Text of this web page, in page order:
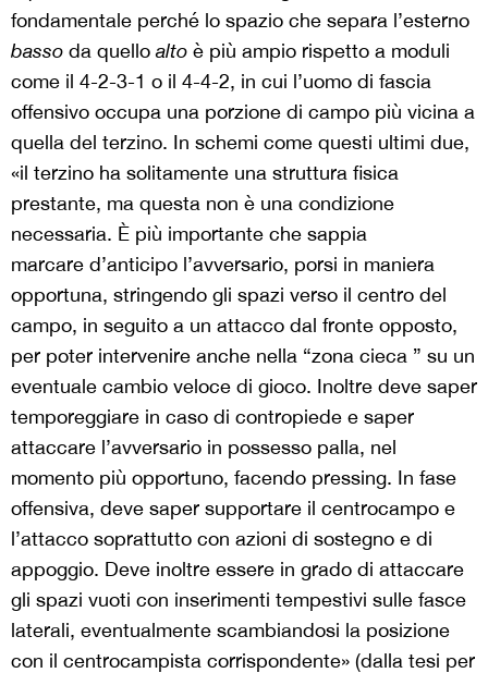
fondamentale perché lo spazio che separa l’esterno
basso da quelloalto è più ampio rispetto a moduli
come il 4-2-3-1 o il 4-4-2, in cui l’uomo di fascia
offensivo occupa una porzione di campo più vicina a
quella del terzino. In schemi come questi ultimi due,
«il terzino ha solitamente una struttura fisica
prestante, ma questa non è una condizione
necessaria. È più importante che sappia
marcare d’anticipo l’avversario, porsi in maniera
opportuna, stringendo gli spazi verso il centro del
campo, in seguito a un attacco dal fronte opposto,
per poter intervenire anche nella “zona cieca ” su un
eventuale cambio veloce di gioco. Inoltre deve saper
temporeggiare in caso di contropiede e saper
attaccare l’avversario in possesso palla, nel
momento più opportuno, facendo pressing. In fase
offensiva, deve saper supportare il centrocampo e
l’attacco soprattutto con azioni di sostegno e di
appoggio. Deve inoltre essere in grado di attaccare
gli spazi vuoti con inserimenti tempestivi sulle fasce
laterali, eventualmente scambiandosi la posizione
con il centrocampista corrispondente» (dalla tesi per